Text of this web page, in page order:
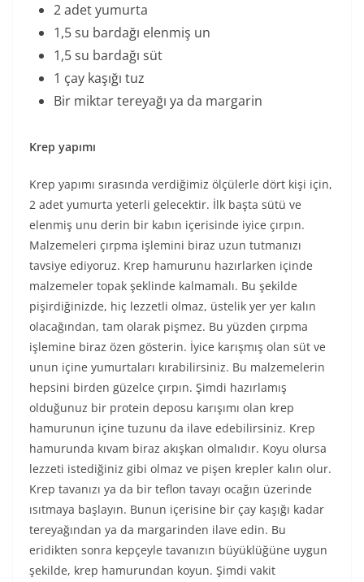
2 adet yumurta
1,5 su bardağı elenmiş un
1,5 su bardağı süt
1 çay kaşığı tuz
Bir miktar tereyağı ya da margarin
Krep yapımı
Krep yapımı sırasında verdiğimiz ölçülerle dört kişi için,
2 adet yumurta yeterli gelecektir. İlk başta sütü ve
elenmiş unu derin bir kabın içerisinde iyice çırpın.
Malzemeleri çırpma işlemini biraz uzun tutmanızı
tavsiye ediyoruz. Krep hamurunu hazırlarken içinde
malzemeler topak şeklinde kalmamalı. Bu şekilde
pişirdiğinizde, hiç lezzetli olmaz, üstelik yer yer kalın
olacağından, tam olarak pişmez. Bu yüzden çırpma
işlemine biraz özen gösterin. İyice karışmış olan süt ve
unun içine yumurtaları kırabilirsiniz. Bu malzemelerin
hepsini birden güzelce çırpın. Şimdi hazırlamış
olduğunuz bir protein deposu karışımı olan krep
hamurunun içine tuzunu da ilave edebilirsiniz. Krep
hamurunda kıvam biraz akışkan olmalıdır. Koyu olursa
lezzeti istediğiniz gibi olmaz ve pişen krepler kalın olur.
Krep tavanızı ya da bir teflon tavayı ocağın üzerinde
ısıtmaya başlayın. Bunun içerisine bir çay kaşığı kadar
tereyağından ya da margarinden ilave edin. Bu
eridikten sonra kepçeyle tavanızın büyüklüğüne uygun
şekilde, krep hamurundan koyun. Şimdi vakit